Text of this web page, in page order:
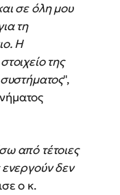
σε όλη μου
τη
Η
της
συστήματος",
από τέτοιες
ενεργούν δεν
ο κ.